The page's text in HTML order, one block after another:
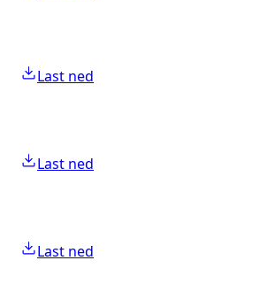
Last ned
Last ned
Last ned